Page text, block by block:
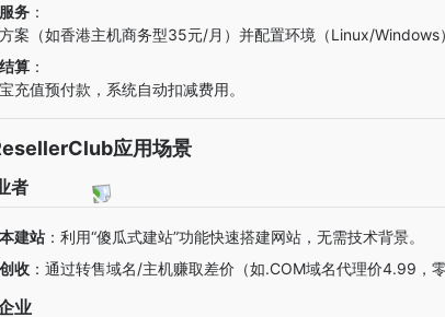
务 ：
案（如香港主机商务型35元/月）并配置环境（Linux/Windows
算 ：
充值预付款，系统自动扣减费用。
应用场景
者
建站 ：利用“傻瓜式建站”功能快速搭建网站，无需技术背景。
收 ：通过转售域名/主机赚取差价（如.COM域名代理价4.99，
业